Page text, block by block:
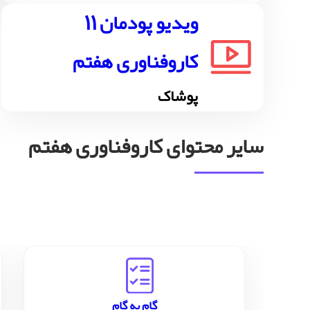
ویدیو پودمان 11
کاروفناوری هفتم
پوشاک
سایر محتوای کاروفناوری هفتم
گام به گام